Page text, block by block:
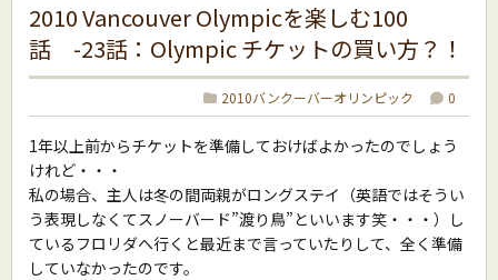
2010 Vancouver Olympicを楽しむ100
話 -23話：Olympic チケットの買い方？！
2010バンクーバーオリンピック 0
1年以上前からチケットを準備しておけばよかったのでしょう
けれど・・・
私の場合、主人は冬の間両親がロングステイ（英語ではそうい
う表現しなくてスノーバード”渡り鳥”といいます笑・・・）し
ているフロリダへ行くと最近まで言っていたりして、全く準備
していなかったのです。